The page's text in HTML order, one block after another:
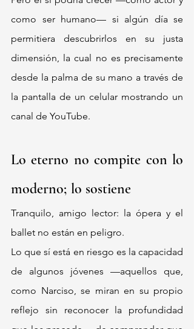
como ser humano— si algún día se
permitiera descubrirlos en su justa
dimensión, la cual no es precisamente
desde la palma de su mano a través de
la pantalla de un celular mostrando un
canal de YouTube.
Lo eterno no compite con lo
moderno; lo sostiene
Tranquilo, amigo lector: la ópera y el
ballet no están en peligro.
Lo que sí está en riesgo es la capacidad
de algunos jóvenes —aquellos que,
como Narciso, se miran en su propio
reflejo sin reconocer la profundidad